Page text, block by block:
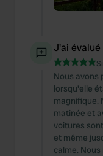
J'ai évalué
Nous avons
lorsqu'elle
magnifique.
matinée et
voitures
et même
calme.